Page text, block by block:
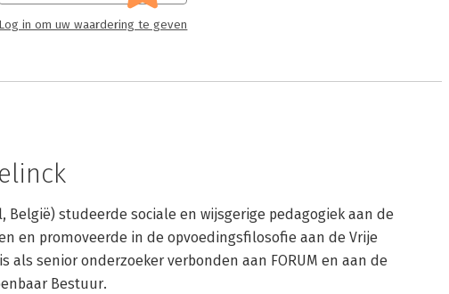
Log in om uw waardering te geven
België) studeerde sociale en wijsgerige pedagogiek aan de
en promoveerde in de opvoedingsfilosofie aan de Vrije
als senior onderzoeker verbonden aan FORUM en aan de
Bestuur.